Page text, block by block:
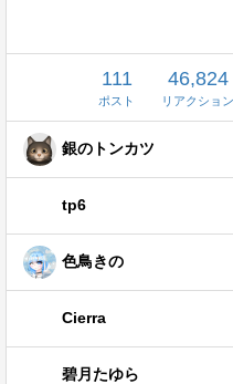
111
ポスト
46,824
リアクション
銀のトンカツ
tp6
色鳥きの
Cierra
碧月たゆら